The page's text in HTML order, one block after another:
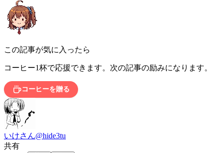
この記事が気に入ったら
コーヒー1杯で応援できます。次の記事の励みになります。
コーヒーを贈る
いけさん@hide3tu
共有